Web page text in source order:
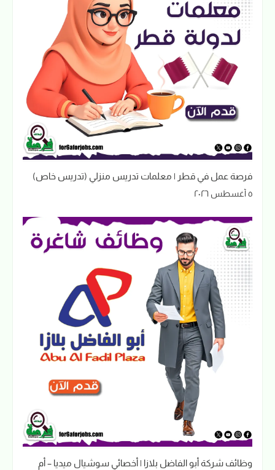
فرصة عمل في قطر | معلمات تدريس منزلي (تدريس خاص)
٥ أغسطس ٢٠٢٦
وظائف شركة أبو الفاضل بلازا | أخصائي سوشيال ميديا – أم